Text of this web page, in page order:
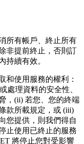
所有帳戶、終止所有
非提前終止，否則訂
持續有效。
和使用服務的權利：
處理資料的安全性、
，(ii) 若您、您的終端
款所載規定，或 (iii)
您提供，則我們得自
止使用已終止的服務
將停止您對受影響